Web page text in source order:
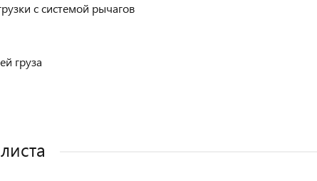
с системой рычагов
груза